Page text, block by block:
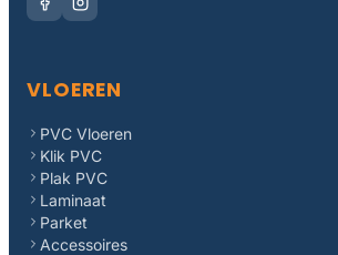
VLOEREN
PVC Vloeren
Klik PVC
Plak PVC
Laminaat
Parket
Accessoires